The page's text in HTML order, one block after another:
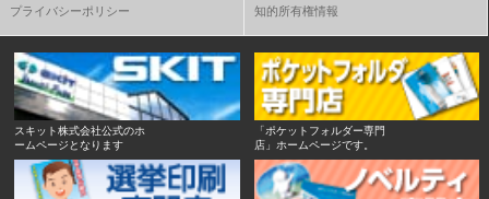
プライバシーポリシー 知的所有権情報
スキット株式会社公式のホ
ームページとなります
「ポケットフォルダー専門
店」ホームページです。